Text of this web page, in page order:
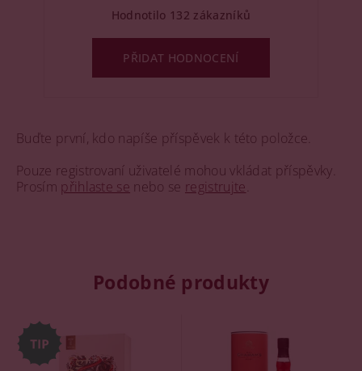
Buďte první, kdo napíše příspěvek k této položce.
Pouze registrovaní uživatelé mohou vkládat příspěvky.
Prosím přihlaste se nebo se registrujte
Hodnotilo 132 zákazníků
PŘIDAT HODNOCENÍ
Podobné produkty